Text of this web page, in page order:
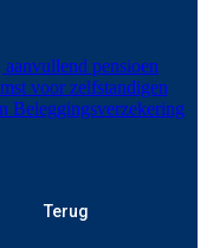
pensioen
voor zelfstandigen
Beleggingsverzekering
Terug